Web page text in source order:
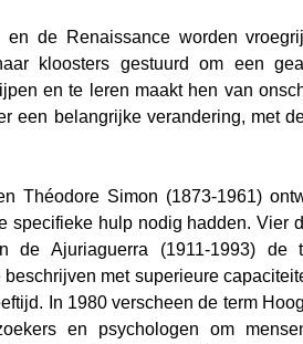
en de Renaissance worden
kloosters gestuurd om een
en te leren maakt hen van
een belangrijke verandering, met
Théodore Simon (1873-1961)
specifieke hulp nodig hadden. Vier
de Ajuriaguerra (1911-1993) de
met superieure
In 1980 verscheen de term
en psychologen om